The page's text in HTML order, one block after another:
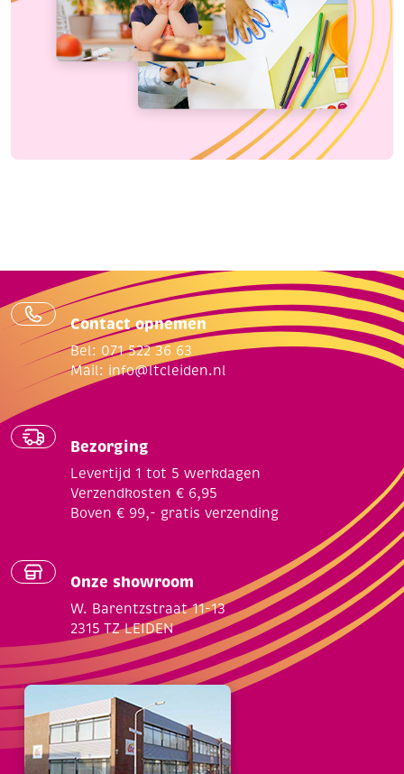
Contact opnemen
Bel: 071 522 36 63
Mail: info@ltcleiden.nl
Bezorging
Levertijd 1 tot 5 werkdagen
Verzendkosten € 6,95
Boven € 99,- gratis verzending
Onze showroom
W. Barentzstraat 11-13
2315 TZ LEIDEN